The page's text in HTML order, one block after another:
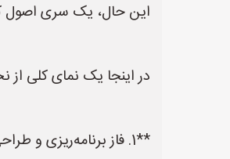
این حال، یک سری اصول
در اینجا یک نمای کلی از
**1. فاز برنامه‌ریزی و طراحی:**